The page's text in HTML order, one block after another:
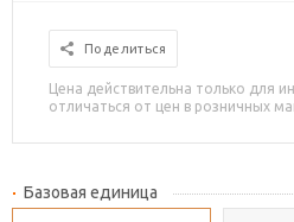
Поделиться
Цена действительна только для
отличаться от цен в розничных
Базовая единица